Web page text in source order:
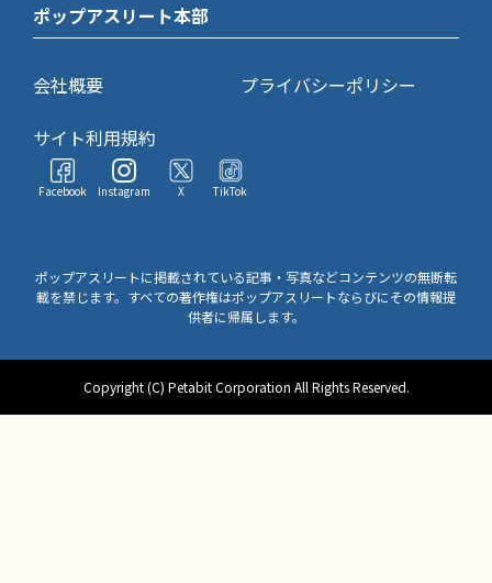
ポップアスリート本部
会社概要
プライバシーポリシー
サイト利用規約
Facebook Instagram X TikTok
ポップアスリートに掲載されている記事・写真などコンテンツの無断転
載を禁じます。すべての著作権はポップアスリートならびにその情報提
供者に帰属します。
Copyright (C) Petabit Corporation All Rights Reserved.